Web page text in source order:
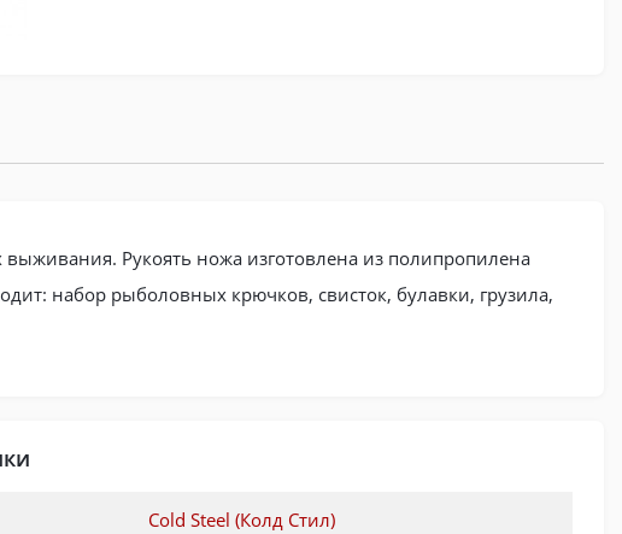
Рукоять ножа изготовлена из полипропилена
набор рыболовных крючков, свисток, булавки, грузила,
Cold Steel (Колд Стил)